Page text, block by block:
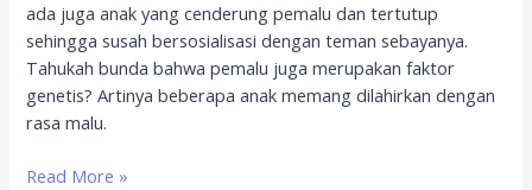
ada juga anak yang cenderung pemalu dan tertutup
sehingga susah bersosialisasi dengan teman sebayanya.
Tahukah bunda bahwa pemalu juga merupakan faktor
genetis? Artinya beberapa anak memang dilahirkan dengan
rasa malu.
Read More »